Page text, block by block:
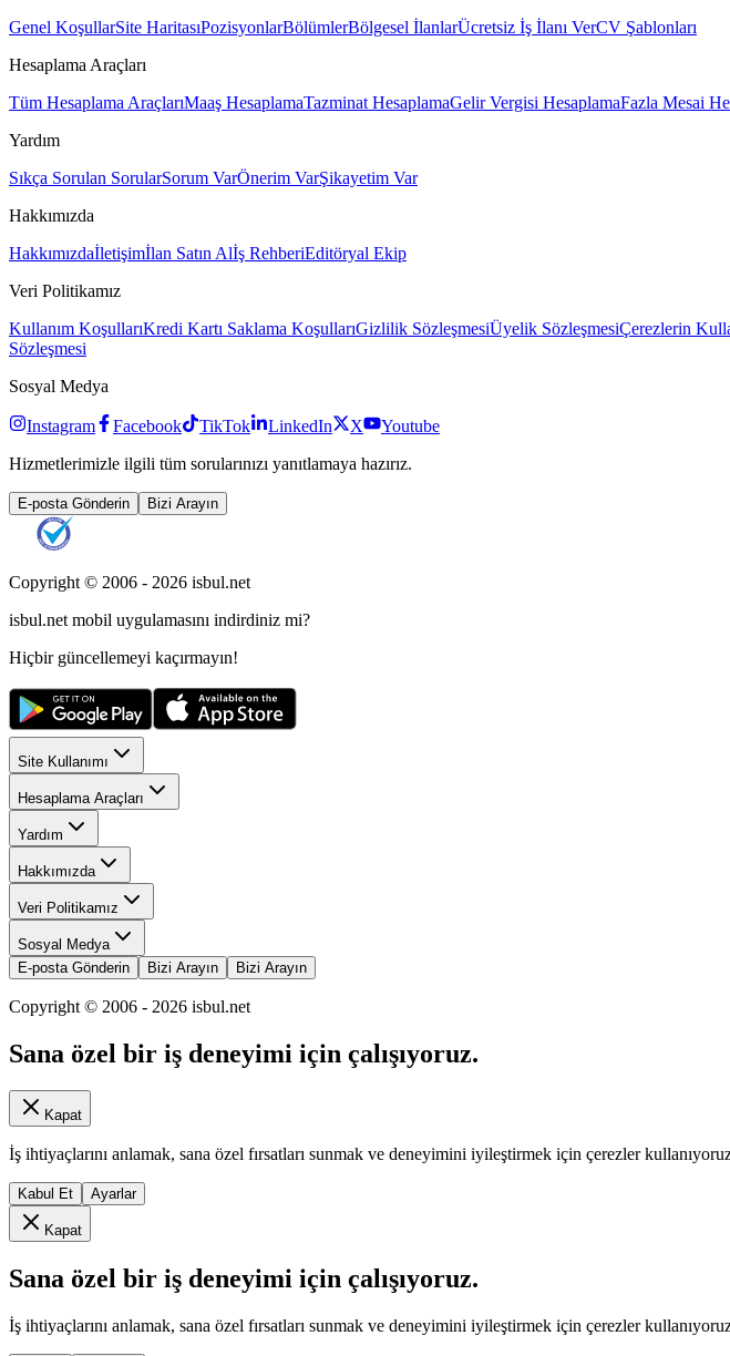
Genel KoşullarSite HaritasıPozisyonlarBölümlerBölgesel İlanlarÜcretsiz İş İlanı VerCV Şablonları
Hesaplama Araçları
Tüm Hesaplama AraçlarıMaaş HesaplamaTazminat HesaplamaGelir Vergisi HesaplamaFazla Mesai
Yardım
Sıkça Sorulan SorularSorum VarÖnerim VarŞikayetim Var
Hakkımızda
Hakkımızdaİletişimİlan Satın Alİş RehberiEditöryal Ekip
Veri Politikamız
Kullanım KoşullarıKredi Kartı Saklama KoşullarıGizlilik SözleşmesiÜyelik SözleşmesiÇerezlerin
Sözleşmesi
Sosyal Medya
Instagram Facebook TikTok LinkedIn X
Youtube
Hizmetlerimizle ilgili tüm sorularınızı yanıtlamaya hazırız.
E-posta Gönderin Bizi Arayın
Copyright © 2006 - 2026 isbul.net
isbul.net mobil uygulamasını indirdiniz mi?
Hiçbir güncellemeyi kaçırmayın!
Site Kullanımı
Hesaplama Araçları
Yardım
Hakkımızda
Veri Politikamız
Sosyal Medya
E-posta Gönderin
Bizi Arayın Bizi Arayın
Copyright © 2006 - 2026 isbul.net
Sana özel bir iş deneyimi için çalışıyoruz.
Kapat
İş ihtiyaçlarını anlamak, sana özel fırsatları sunmak ve deneyimini iyileştirmek için çerezler
Kabul Et Ayarlar
Kapat
Sana özel bir iş deneyimi için çalışıyoruz.
İş ihtiyaçlarını anlamak, sana özel fırsatları sunmak ve deneyimini iyileştirmek için çerezler